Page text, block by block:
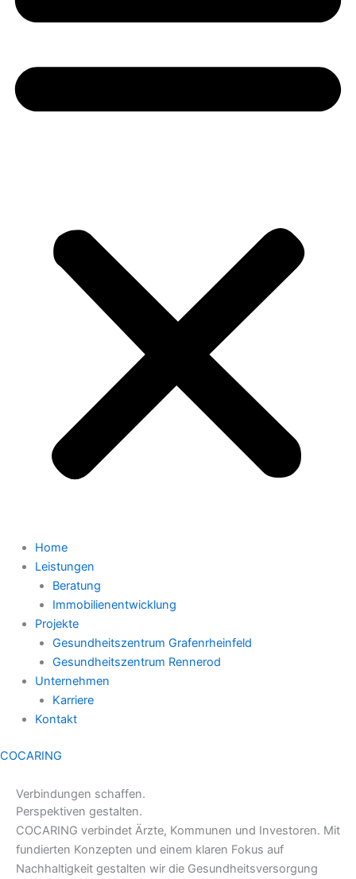
Home
Leistungen
Beratung
Immobilienentwicklung
Projekte
Gesundheitszentrum Grafenrheinfeld
Gesundheitszentrum Rennerod
Unternehmen
Karriere
Kontakt
COCARING
Verbindungen schaffen.
Perspektiven gestalten.
COCARING verbindet Ärzte, Kommunen und Investoren. Mit
fundierten Konzepten und einem klaren Fokus auf
Nachhaltigkeit gestalten wir die Gesundheitsversorgung